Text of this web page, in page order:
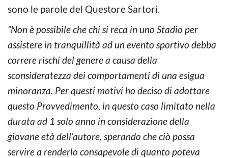
sono le parole del Questore Sartori.
“Non è possibile che chi si reca in uno Stadio per
assistere in tranquillità ad un evento sportivo debba
correre rischi del genere a causa della
sconsideratezza dei comportamenti di una esigua
minoranza. Per questi motivi ho deciso di adottare
questo Provvedimento, in questo caso limitato nella
durata ad 1 solo anno in considerazione della
giovane età dell’autore, sperando che ciò possa
servire a renderlo consapevole di quanto poteva